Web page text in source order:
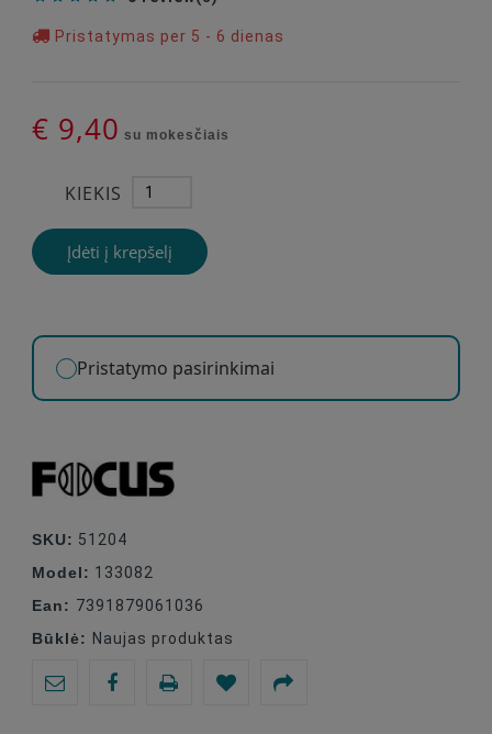
Pristatymas per 5 - 6 dienas
€ 9,40 su mokesčiais
KIEKIS
Įdėti į krepšelį
Pristatymo pasirinkimai
SKU: 51204
Model: 133082
Ean: 7391879061036
Būklė: Naujas produktas